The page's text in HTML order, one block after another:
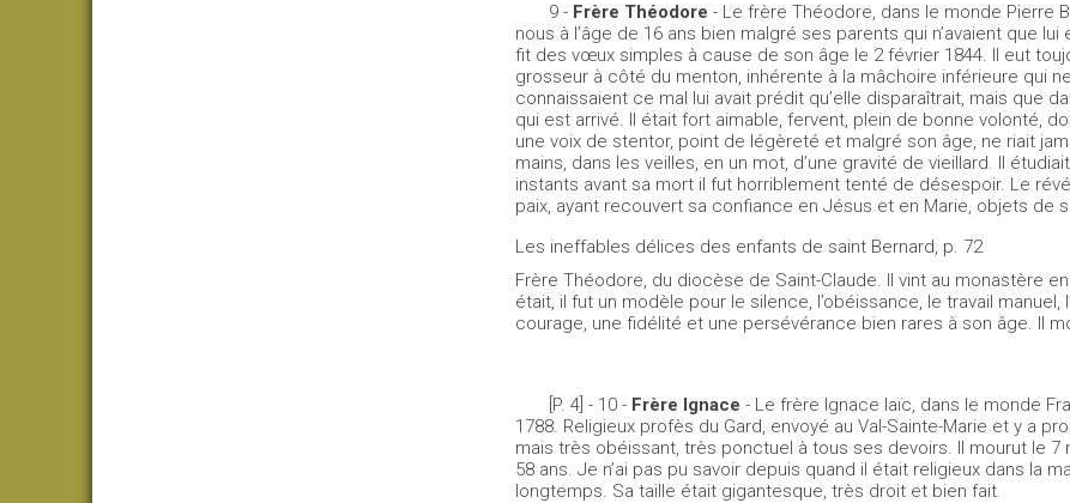
9 - Frère Théodore - Le frère Théodore, dans le monde Pierre
nous à l’âge de 16 ans bien malgré ses parents qui n’avaient que
fit des vœux simples à cause de son âge le 2 février 1844. Il eut
grosseur à côté du menton, inhérente à la mâchoire inférieure qui
connaissaient ce mal lui avait prédit qu’elle disparaîtrait, mais que
qui est arrivé. Il était fort aimable, fervent, plein de bonne volonté,
une voix de stentor, point de légèreté et malgré son âge, ne riait
mains, dans les veilles, en un mot, d’une gravité de vieillard. Il
instants avant sa mort il fut horriblement tenté de désespoir. Le
paix, ayant recouvert sa confiance en Jésus et en Marie, objets de
Les ineffables délices des enfants de saint Bernard, p. 72
Frère Théodore, du diocèse de Saint-Claude. Il vint au monastère
était, il fut un modèle pour le silence, l’obéissance, le travail
courage, une fidélité et une persévérance bien rares à son âge. Il
[P. 4] - 10 - Frère Ignace- Le frère Ignace laïc, dans le monde
1788. Religieux profès du Gard, envoyé au Val-Sainte-Marie et y a
mais très obéissant, très ponctuel à tous ses devoirs. Il mourut le 7
58 ans. Je n’ai pas pu savoir depuis quand il était religieux dans la
longtemps. Sa taille était gigantesque, très droit et bien fait.